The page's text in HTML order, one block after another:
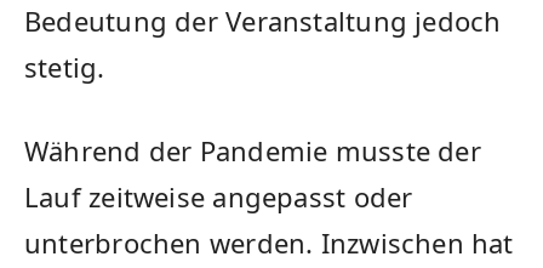
Bedeutung der Veranstaltung jedoch
stetig.
Während der Pandemie musste der
Lauf zeitweise angepasst oder
unterbrochen werden. Inzwischen hat